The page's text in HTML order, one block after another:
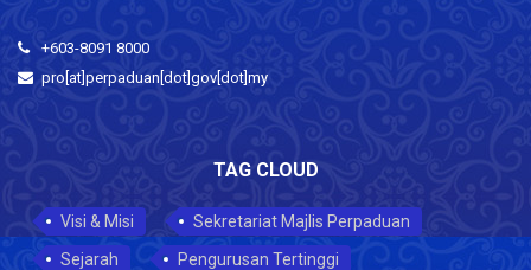
+603-8091 8000
pro[at]perpaduan[dot]gov[dot]my
TAG CLOUD
Visi & Misi
Sekretariat Majlis Perpaduan
Sejarah
Pengurusan Tertinggi